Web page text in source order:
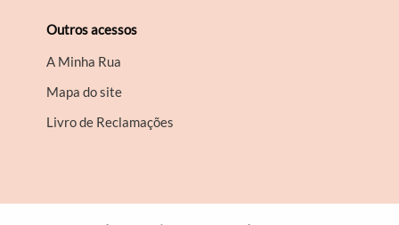
Outros acessos
A Minha Rua
Mapa do site
Livro de Reclamações